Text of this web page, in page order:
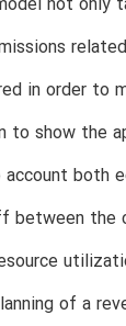
not
in order to
to show the
both
the
of a